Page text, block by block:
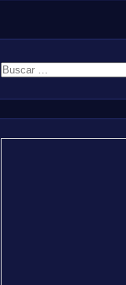
Buscar: